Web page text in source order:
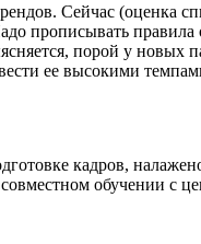
Сейчас (оценка
прописывать
порой у новых
ее высокими
кадров,
совместном обучении с